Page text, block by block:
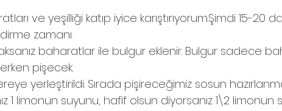
ve yeşilliği katıp iyice karıştırıyorum.Şimdi 15-20
zamanı.
baharatlar ile bulgur eklenir. Bulgur sadece
pişecek.
yerleştirildi. Sırada pişireceğimiz sosun
1 limonun suyunu, hafif olsun diyorsanız 1\2 limonun